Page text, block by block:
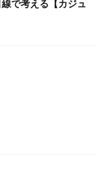
で考える【カジュ